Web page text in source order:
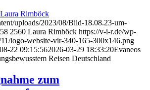
Laura Rimböck
uploads/2023/08/Bild-18.08.23-um-
2560 Laura Rimböck https://v-i-r.de/wp-
logo-website-vir-340-165-300x146.png
22 09:15:562026-03-29 18:33:20Evaneos
Reisen Deutschland
zum